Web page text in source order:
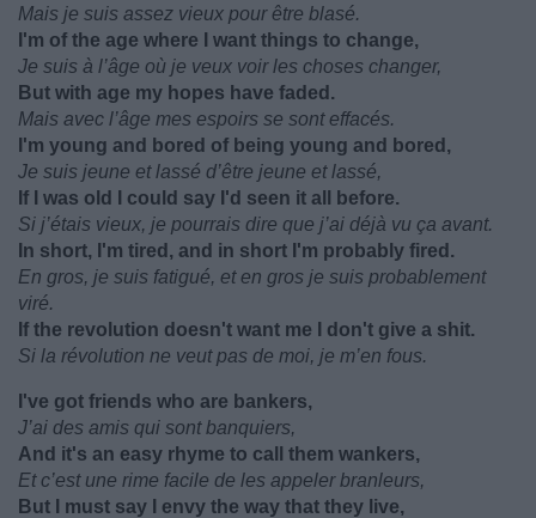
Mais je suis assez vieux pour être blasé.
I'm of the age where I want things to change,
Je suis à l’âge où je veux voir les choses changer,
But with age my hopes have faded.
Mais avec l’âge mes espoirs se sont effacés.
I'm young and bored of being young and bored,
Je suis jeune et lassé d’être jeune et lassé,
If I was old I could say I'd seen it all before.
Si j’étais vieux, je pourrais dire que j’ai déjà vu ça avant.
In short, I'm tired, and in short I'm probably fired.
En gros, je suis fatigué, et en gros je suis probablement
viré.
If the revolution doesn't want me I don't give a shit.
Si la révolution ne veut pas de moi, je m’en fous.
I've got friends who are bankers,
J’ai des amis qui sont banquiers,
And it's an easy rhyme to call them wankers,
Et c’est une rime facile de les appeler branleurs,
But I must say I envy the way that they live,